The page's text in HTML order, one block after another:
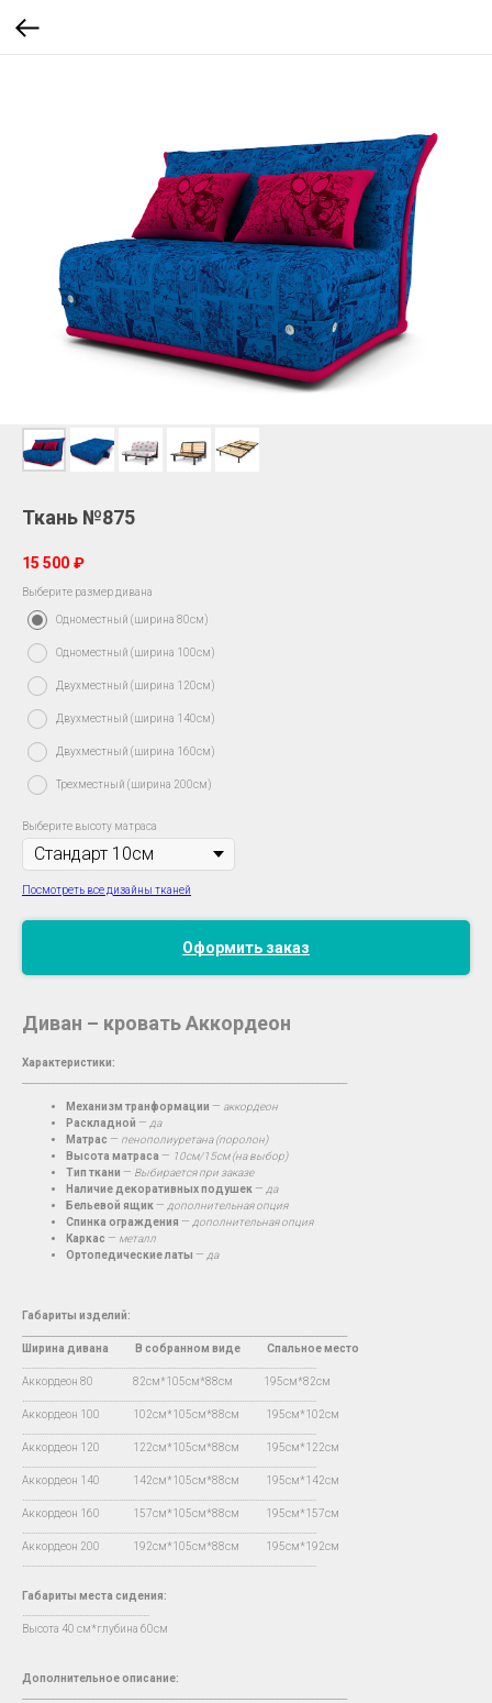
Ткань №875
15 500 ₽
Выберите размер дивана
Одноместный (ширина 80см)
Одноместный (ширина 100см)
Двухместный (ширина 120см)
Двухместный (ширина 140см)
Двухместный (ширина 160см)
Трехместный (ширина 200см)
Выберите высоту матраса
Посмотреть все дизайны тканей
Оформить заказ
Диван – кровать Аккордеон
Характеристики:
Механизм транформации — аккордеон
Раскладной — да
Матрас — пенополиуретана (поролон)
Высота матраса — 10см/15см (на выбор)
Тип ткани — Выбирается при заказе
Наличие декоративных подушек — да
Бельевой ящик — дополнительная опция
Спинка ограждения — дополнительная опция
Каркас — металл
Ортопедические латы — да
Габариты изделий:
Ширина дивана В собранном виде Спальное место
Аккордеон 80 82см*105см*88см 195см*82см
Аккордеон 100 102см*105см*88см 195см*102см
Аккордеон 120 122см*105см*88см 195см*122см
Аккордеон 140 142см*105см*88см 195см*142см
Аккордеон 160 157см*105см*88см 195см*157см
Аккордеон 200 192см*105см*88см 195см*192см
Габариты места сидения:
Высота 40 см*глубина 60см
Дополнительное описание: